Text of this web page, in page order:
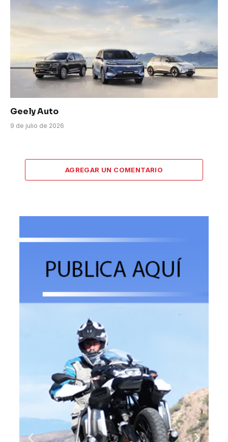
Geely Auto
9 de julio de 2026
AGREGAR UN COMENTARIO